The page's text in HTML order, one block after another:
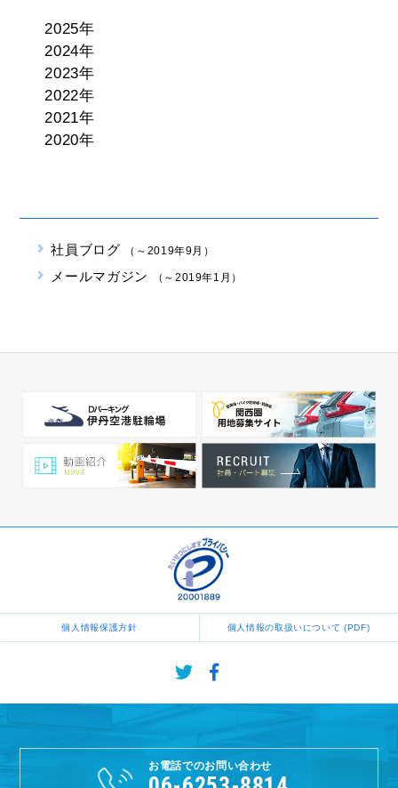
2025年
2024年
2023年
2022年
2021年
2020年
社員ブログ （～2019年9月）
メールマガジン （～2019年1月）
個人情報保護方針 個人情報の取扱いについて (PDF)
お電話でのお問い合わせ